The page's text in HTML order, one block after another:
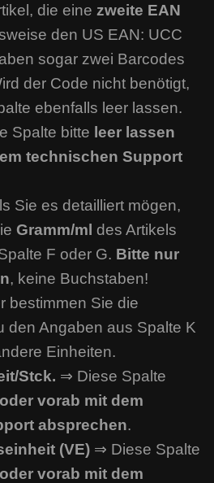
die eine zweite EAN
den US EAN: UCC
sogar zwei Barcodes
der Code nicht benötigt,
ebenfalls leer lassen.
Spalte bitte leer lassen
technischen Support
Sie es detailliert mögen,
Gramm/ml des Artikels
F oder G. Bitte nur
, keine Buchstaben!
bestimmen Sie die
den Angaben aus Spalte K
Einheiten.
Stck. ⇒ Diese Spalte
vorab mit dem
absprechen.
(VE) ⇒ Diese Spalte
vorab mit dem